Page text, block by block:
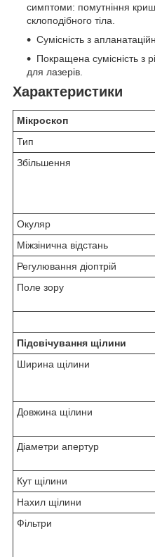
симптоми: помутніння
склоподібного тіла.
Сумісність з
Покращена сумісність з
для лазерів.
Характеристики
Мікроскоп
Тип
Збільшення
Окуляр
Міжзінична відстань
Регулювання діоптрій
Поле зору
Підсвічування щілини
Ширина щілини
Довжина щілини
Діаметри апертур
Кут щілини
Нахил щілини
Фільтри